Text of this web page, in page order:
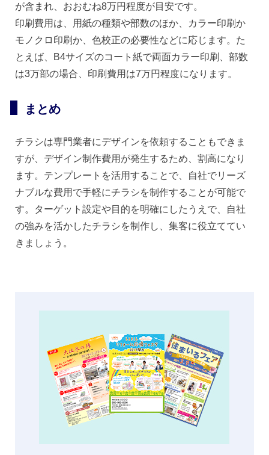
が含まれ、おおむね8万円程度が目安です。
印刷費用は、用紙の種類や部数のほか、カラー印刷か
モノクロ印刷か、色校正の必要性などに応じます。た
とえば、B4サイズのコート紙で両面カラー印刷、部数
は3万部の場合、印刷費用は7万円程度になります。
まとめ
チラシは専門業者にデザインを依頼することもできま
すが、デザイン制作費用が発生するため、割高になり
ます。テンプレートを活用することで、自社でリーズ
ナブルな費用で手軽にチラシを制作することが可能で
す。ターゲット設定や目的を明確にしたうえで、自社
の強みを活かしたチラシを制作し、集客に役立ててい
きましょう。